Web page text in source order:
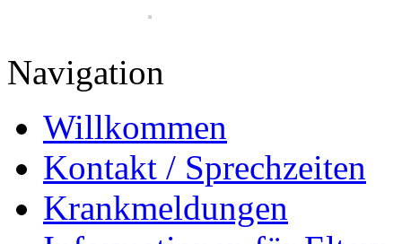
Navigation
Willkommen
Kontakt / Sprechzeiten
Krankmeldungen